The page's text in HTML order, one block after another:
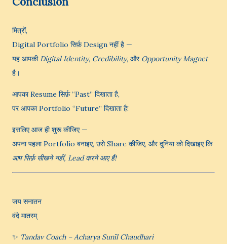
मित्रों,
Digital Portfolio सिर्फ़ Design नहीं है —
यह आपकी Digital Identity, Credibility, और Opportunity Magnet
है।
आपका Resume सिर्फ़ “Past” दिखाता है,
पर आपका Portfolio “Future” दिखाता है!
इसलिए आज ही शुरू कीजिए —
अपना पहला Portfolio बनाइए, उसे Share कीजिए, और दुनिया को दिखाइए कि
आप सिर्फ़ सीखने नहीं, Lead करने आए हैं!
जय सनातन
वंदे मातरम्
✨ Tandav Coach – Acharya Sunīl Chaudhari